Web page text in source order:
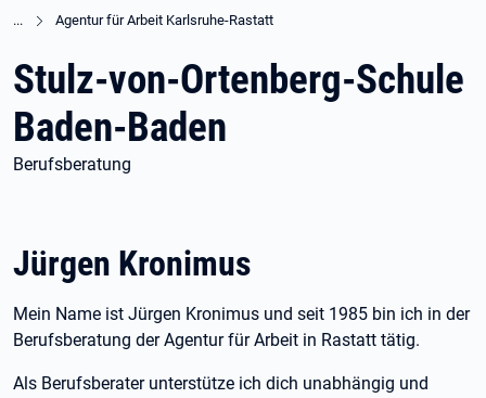
Agentur für Arbeit Karlsruhe-Rastatt
Stulz-von-Ortenberg-Schule
Baden-Baden
Berufsberatung
Jürgen Kronimus
Mein Name ist Jürgen Kronimus und seit 1985 bin ich in der
Berufsberatung der Agentur für Arbeit in Rastatt tätig.
Als Berufsberater unterstütze ich dich unabhängig und